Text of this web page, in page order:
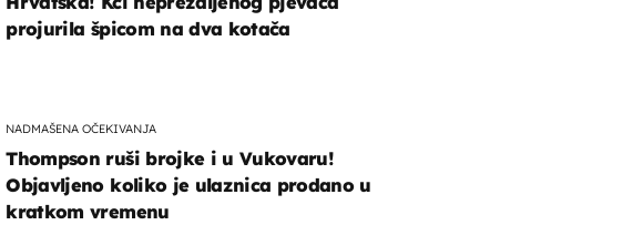
projurila špicom na dva kotača
NADMAŠENA OČEKIVANJA
Thompson ruši brojke i u Vukovaru!
Objavljeno koliko je ulaznica prodano u
kratkom vremenu